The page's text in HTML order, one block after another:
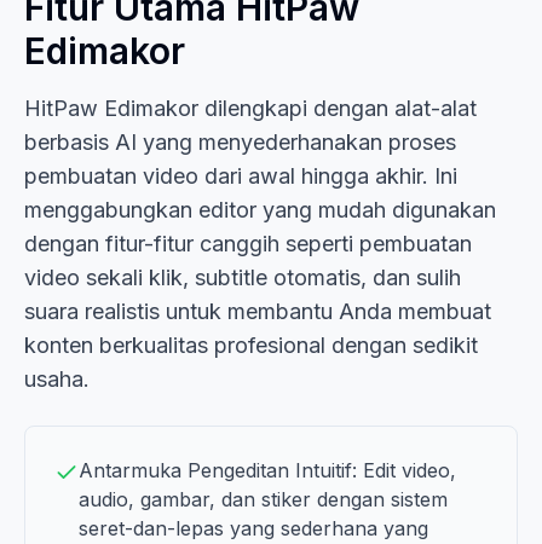
Edimakor
HitPaw Edimakor dilengkapi dengan alat-alat
berbasis AI yang menyederhanakan proses
pembuatan video dari awal hingga akhir. Ini
menggabungkan editor yang mudah digunakan
dengan fitur-fitur canggih seperti pembuatan
video sekali klik, subtitle otomatis, dan sulih
suara realistis untuk membantu Anda membuat
konten berkualitas profesional dengan sedikit
usaha.
Antarmuka Pengeditan Intuitif: Edit video,
audio, gambar, dan stiker dengan sistem
seret-dan-lepas yang sederhana yang